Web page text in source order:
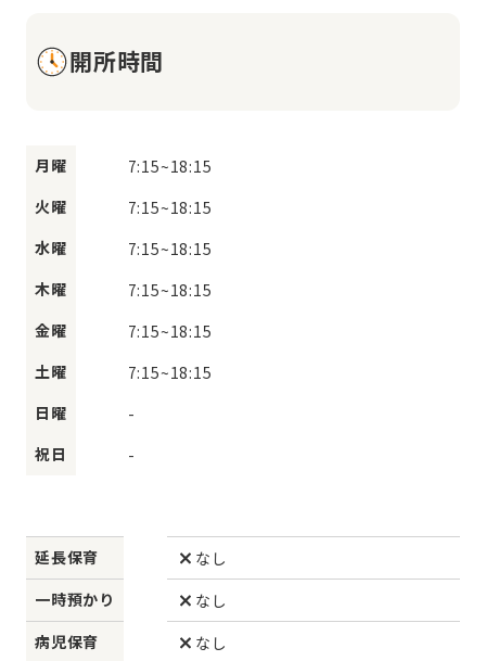
開所時間
月曜 7:15~18:15
火曜
7:15~18:15
水曜
7:15~18:15
木曜
7:15~18:15
金曜
7:15~18:15
土曜
7:15~18:15
日曜
-
祝日
-
延長保育
なし
一時預かり
なし
病児保育
なし